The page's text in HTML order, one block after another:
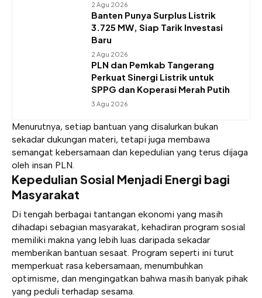
2 Agu 2026
Banten Punya Surplus Listrik
3.725 MW, Siap Tarik Investasi
Baru
2 Agu 2026
PLN dan Pemkab Tangerang
Perkuat Sinergi Listrik untuk
SPPG dan Koperasi Merah Putih
3 Agu 2026
Menurutnya, setiap bantuan yang disalurkan bukan
sekadar dukungan materi, tetapi juga membawa
semangat kebersamaan dan kepedulian yang terus dijaga
oleh insan PLN.
Kepedulian Sosial Menjadi Energi bagi
Masyarakat
Di tengah berbagai tantangan ekonomi yang masih
dihadapi sebagian masyarakat, kehadiran program sosial
memiliki makna yang lebih luas daripada sekadar
memberikan bantuan sesaat. Program seperti ini turut
memperkuat rasa kebersamaan, menumbuhkan
optimisme, dan mengingatkan bahwa masih banyak pihak
yang peduli terhadap sesama.